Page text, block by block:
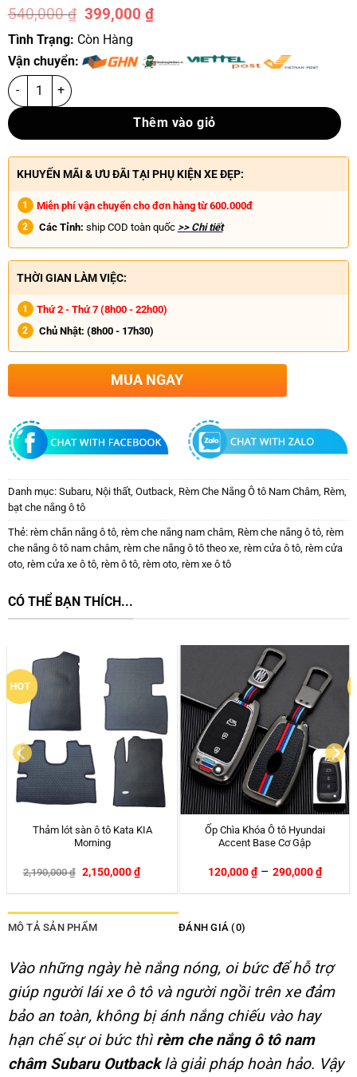
540,000₫ 399,000₫
Tình Trạng: Còn Hàng
Vận chuyển:
Thêm vào giỏ
KHUYẾN MÃI & ƯU ĐÃI TẠI PHỤ KIỆN XE ĐẸP:
Miễn phí vận chuyển cho đơn hàng từ 600.000đ
Các Tỉnh: ship COD toàn quốc >> Chi tiết
THỜI GIAN LÀM VIỆC:
Thứ 2 - Thứ 7 (8h00 - 22h00)
Chủ Nhật: (8h00 - 17h30)
MUA NGAY
Danh mục: Subaru, Nội thất, Outback Rèm Che Nắng Ô tô Nam Châm, Rèm,
bạt che nắng ô tô
Thẻ: rèm chắn nắng ô tô, rèm che nắng nam châm, Rèm che nắng ô tô, rèm
che nắng ô tô nam châm, rèm che nắng ô tô theo xe, rèm cửa ô tô, rèm cửa
oto, rèm cửa xe ô tô, rèm ô tô, rèm oto, rèm xe ô tô
CÓ THỂ BẠN THÍCH...
HOT
Rèm Che Nắng Ô tô Nam Châm
MITSUBISHI PAJERO SPORT –
540,000₫ 399,000₫ -26%
Máy bơm lốp ô tô đa năng, đo áp
suất lốp
600,000₫ – 650,000₫
MÔ TẢ SẢN PHẨM ĐÁNH GIÁ (0)
Vào những ngày hè nắng nóng, oi bức để hỗ trợ
giúp người lái xe ô tô và người ngồi trên xe đảm
bảo an toàn, không bị ánh nắng chiếu vào hay
hạn chế sự oi bức thì rèm che nắng ô tô nam
châm Subaru Outbacklà giải pháp hoàn hảo. Vậy